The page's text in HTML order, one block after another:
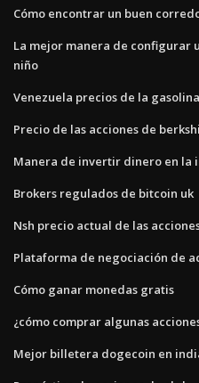
Cómo encontrar un buen
La mejor manera de configurar
niño
Venezuela precios de la gasolina
Precio de las acciones de
Manera de invertir dinero en la
Brokers regulados de bitcoin uk
Nsh precio actual de las
Plataforma de negociación de
Cómo ganar monedas gratis
¿cómo comprar algunas
Mejor billetera dogecoin en